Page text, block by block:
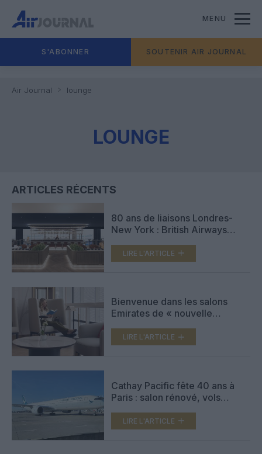
MENU
S'ABONNER SOUTENIR AIR JOURNAL
Air Journal lounge
LOUNGE
ARTICLES RÉCENTS
80 ans de liaisons Londres-
New York : British Airways
au sol à Newark Liberty
LIRE L'ARTICLE
Bienvenue dans les salons
Emirates de « nouvelle
et raffinement absolu
LIRE L'ARTICLE
Cathay Pacific fête 40 ans à
Paris : salon rénové, vols
Première classe en vue…
LIRE L'ARTICLE